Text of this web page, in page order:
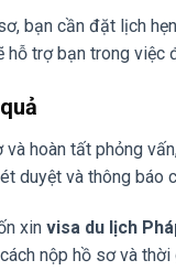
bạn cần đặt lịch
hỗ trợ bạn trong
hoàn tất phỏng
duyệt và thông báo
xin visa du lịch
nộp hồ sơ và